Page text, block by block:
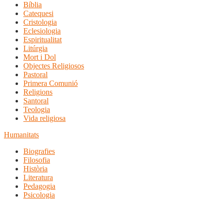
Bíblia
Catequesi
Cristologia
Eclesiologia
Espiritualitat
Litúrgia
Mort i Dol
Objectes Religiosos
Pastoral
Primera Comunió
Religions
Santoral
Teologia
Vida religiosa
Humanitats
Biografies
Filosofia
Història
Literatura
Pedagogia
Psicologia